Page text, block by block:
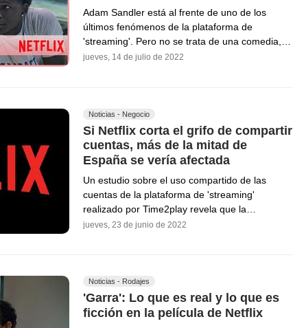
Adam Sandler está al frente de uno de los
últimos fenómenos de la plataforma de
'streaming'. Pero no se trata de una comedia,…
jueves, 14 de julio de 2022
Noticias - Negocio
Si Netflix corta el grifo de compartir
cuentas, más de la mitad de
España se vería afectada
Un estudio sobre el uso compartido de las
cuentas de la plataforma de 'streaming'
realizado por Time2play revela que la…
jueves, 23 de junio de 2022
Noticias - Rodajes
'Garra': Lo que es real y lo que es
ficción en la película de Netflix